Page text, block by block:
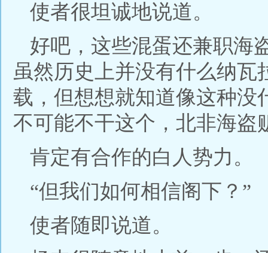
使者很坦诚地说道。
好吧，这些混蛋还兼职海
虽然历史上并没有什么纳
载，但想想就知道像这种没
不可能不干这个，北非海盗
肯定有合作的白人势力。
“但我们如何相信阁下？”
使者随即说道。